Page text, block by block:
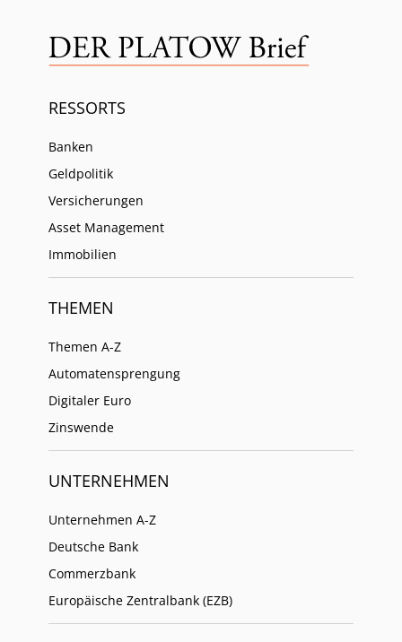
RESSORTS
Banken
Geldpolitik
Versicherungen
Asset Management
Immobilien
THEMEN
Themen A-Z
Automatensprengung
Digitaler Euro
Zinswende
UNTERNEHMEN
Unternehmen A-Z
Deutsche Bank
Commerzbank
Europäische Zentralbank (EZB)